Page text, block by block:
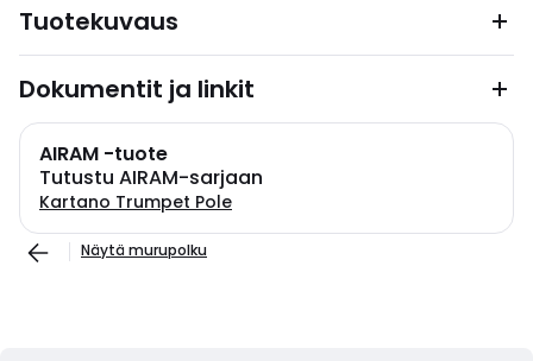
Tuotekuvaus
Dokumentit ja linkit
AIRAM -tuote
Tutustu AIRAM-sarjaan
Kartano Trumpet Pole
Näytä murupolku